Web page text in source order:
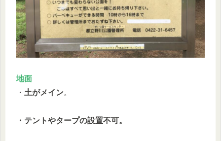
地面
・ 土がメイン。
・テントやタープの設置不可。